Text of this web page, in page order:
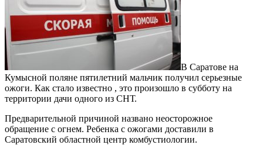
В Саратове на
Кумысной поляне пятилетний мальчик получил серьезные
ожоги. Как стало известно , это произошло в субботу на
территории дачи одного из СНТ.
Предварительной причиной названо неосторожное
обращение с огнем. Ребенка с ожогами доставили в
Саратовский областной центр комбустиологии.